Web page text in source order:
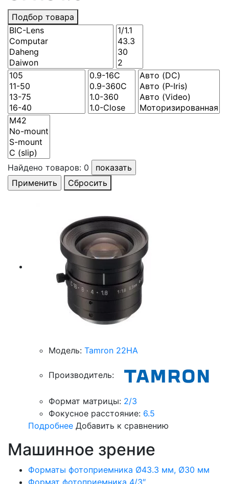
Подбор товара
Найдено товаров: 0
Сбросить
Модель: Tamron 22HA
Производитель:
Формат матрицы: 2/3
Фокусное расстояние: 6.5
Подробнее Добавить к сравнению
Машинное зрение
Форматы фотоприемника Ø43.3 мм, Ø30 мм
Формат фотоприемника 4/3″